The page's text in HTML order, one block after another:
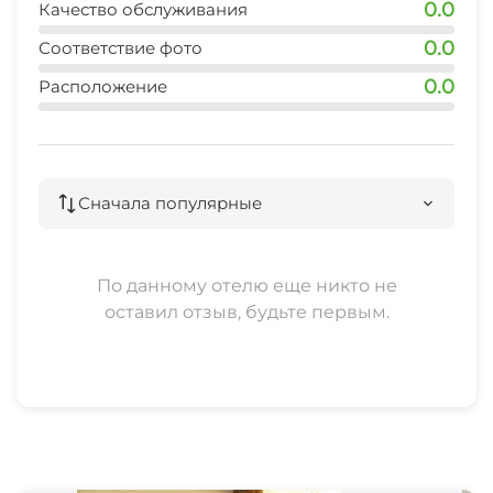
Мы всегда рады видеть наших гостей! Добро
пожаловать в гостевой дом "Деметра"!
Качество обслуживания 0.0
Соответствие фото 0.0
Расположение 0.0
Сначала популярные
По данному отелю еще никто не
оставил отзыв, будьте первым.